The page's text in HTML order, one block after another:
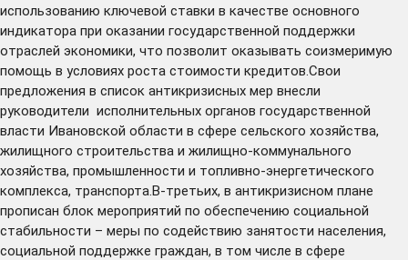
использованию ключевой ставки в качестве основного
индикатора при оказании государственной поддержки
отраслей экономики, что позволит оказывать соизмеримую
помощь в условиях роста стоимости кредитов.Свои
предложения в список антикризисных мер внесли
руководители исполнительных органов государственной
власти Ивановской области в сфере сельского хозяйства,
жилищного строительства и жилищно-коммунального
хозяйства, промышленности и топливно-энергетического
комплекса, транспорта.В-третьих, в антикризисном плане
прописан блок мероприятий по обеспечению социальной
стабильности – меры по содействию занятости населения,
социальной поддержке граждан, в том числе в сфере